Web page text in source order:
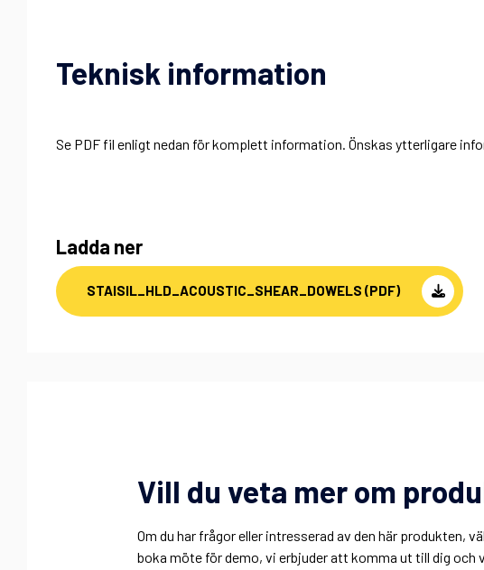
Teknisk information
Se PDF fil enligt nedan för komplett information. Önskas ytterligare
Ladda ner
STAISIL_HLD_ACOUSTIC_SHEAR_DOWELS (PDF)
Vill du veta mer om
Om du har frågor eller intresserad av den här produkten,
boka möte för demo, vi erbjuder att komma ut till dig och